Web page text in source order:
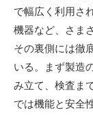
で幅広く利用さ
機器など、さま
その裏側には徹
いる。まず製造
み立て、検査ま
では機能と安全